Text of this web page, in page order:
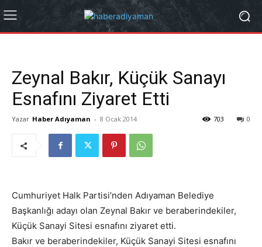
Zeynal Bakır, Küçük Sanayı
Esnafını Ziyaret Etti
Yazar Haber Adıyaman - 8 Ocak 2014 0
703
Cumhuriyet Halk Partisi’nden Adıyaman Belediye
Başkanlığı adayı olan Zeynal Bakır ve beraberindekiler,
Küçük Sanayi Sitesi esnafını ziyaret etti.
Bakır ve beraberindekiler, Küçük Sanayi Sitesi esnafını